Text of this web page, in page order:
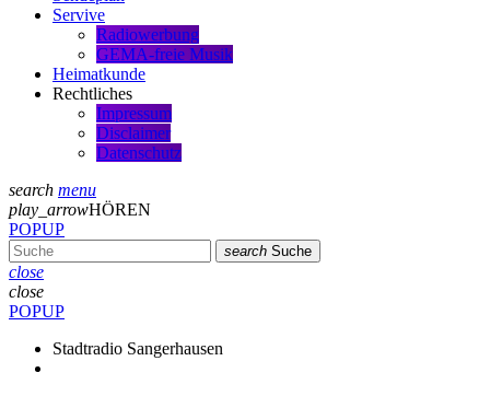
Servive
Radiowerbung
GEMA-freie Musik
Heimatkunde
Rechtliches
Impressum
Disclaimer
Datenschutz
search menu
play_arrowHÖREN
POPUP
search Suche
close
close
POPUP
Stadtradio Sangerhausen